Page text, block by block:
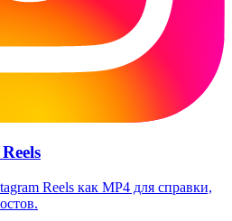
Reels как MP4 для справки,